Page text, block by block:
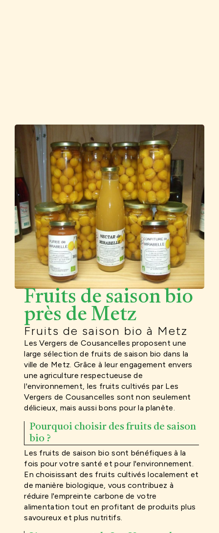
Fruits de saison bio
près de Metz
Fruits de saison bio à Metz
Les Vergers de Cousancelles proposent une
large sélection de fruits de saison bio dans la
ville de Metz. Grâce à leur engagement envers
une agriculture respectueuse de
l'environnement, les fruits cultivés par Les
Vergers de Cousancelles sont non seulement
délicieux, mais aussi bons pour la planète.
Pourquoi choisir des fruits de saison
bio ?
Les fruits de saison bio sont bénéfiques à la
fois pour votre santé et pour l'environnement.
En choisissant des fruits cultivés localement et
de manière biologique, vous contribuez à
réduire l'empreinte carbone de votre
alimentation tout en profitant de produits plus
savoureux et plus nutritifs.